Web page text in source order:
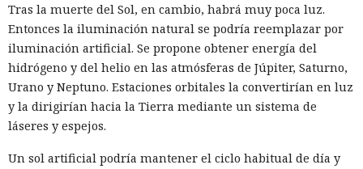
Tras la muerte del Sol, en cambio, habrá muy poca luz.
Entonces la iluminación natural se podría reemplazar por
iluminación artificial. Se propone obtener energía del
hidrógeno y del helio en las atmósferas de Júpiter, Saturno,
Urano y Neptuno. Estaciones orbitales la convertirían en luz
y la dirigirían hacia la Tierra mediante un sistema de
láseres y espejos.
Un sol artificial podría mantener el ciclo habitual de día y